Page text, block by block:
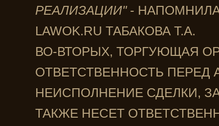
РЕАЛИЗАЦИИ"-
LAWOK.RU ТАБАКОВА Т.А.
ВО-ВТОРЫХ, ТОРГУЮЩАЯ
ОТВЕТСТВЕННОСТЬ ПЕРЕД
НЕИСПОЛНЕНИЕ СДЕЛКИ,
ТАКЖЕ НЕСЕТ